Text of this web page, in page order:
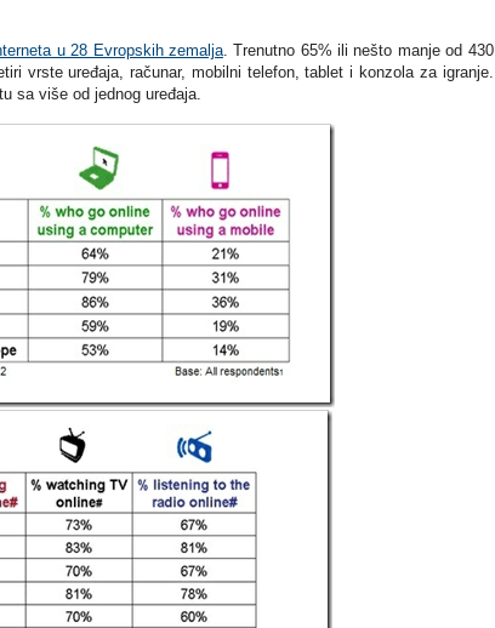
u 28 Evropskih zemalja. Trenutno 65% ili nešto manje od 430
vrste uređaja, računar, mobilni telefon, tablet i konzola za igranje.
sa više od jednog uređaja.